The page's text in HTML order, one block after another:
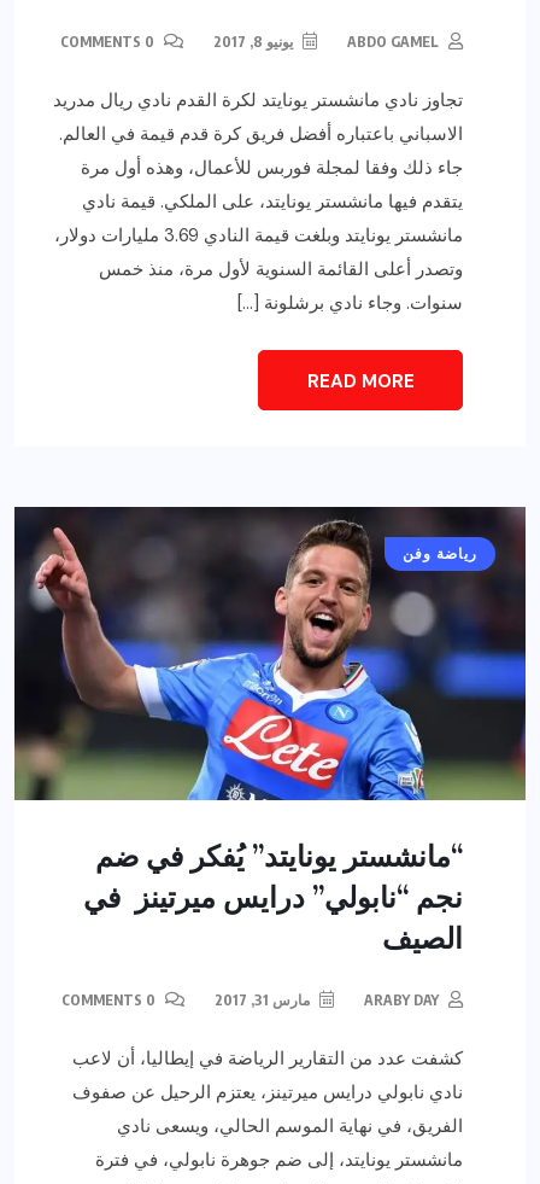
ABDO GAMEL يونيو 8, 2017
تجاوز نادي مانشستر يونايتد لكرة القدم نادي ريال مدريد
الاسباني باعتباره أفضل فريق كرة قدم قيمة في العالم.
جاء ذلك وفقا لمجلة فوربس للأعمال، وهذه أول مرة
يتقدم فيها مانشستر يونايتد، على الملكي. قيمة نادي
مانشستر يونايتد وبلغت قيمة النادي 3.69 مليارات دولار،
وتصدر أعلى القائمة السنوية لأول مرة، منذ خمس
سنوات. وجاء نادي برشلونة […]
READ MORE
رياضة وفن
“مانشستر يونايتد” يُفكر في ضم
نجم “نابولي” درايس ميرتينز في
الصيف
ARABY DAY مارس 31, 2017
كشفت عدد من التقارير الرياضة في إيطاليا، أن لاعب
نادي نابولي درايس ميرتينز، يعتزم الرحيل عن صفوف
الفريق، في نهاية الموسم الحالي، ويسعى نادي
مانشستر يونايتد، إلى ضم جوهرة نابولي، في فترة